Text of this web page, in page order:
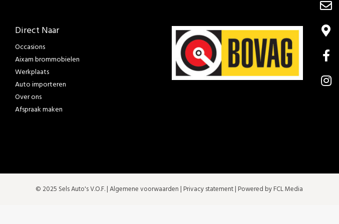
Direct Naar
Occasions
Aixam brommobielen
Werkplaats
Auto importeren
Over ons
Afspraak maken
© 2025 Sels Auto's V.O.F. |Algemene voorwaarden | Privacy statement| Powered by FCL Media